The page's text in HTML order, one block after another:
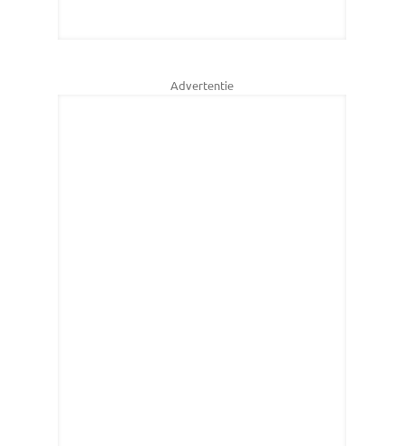
Advertentie